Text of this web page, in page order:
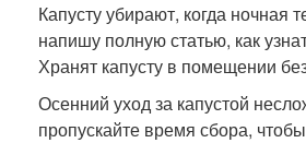
Капусту убирают, когда ночная
напишу полную статью, как
Хранят капусту в помещении
Осенний уход за капустой
пропускайте время сбора,